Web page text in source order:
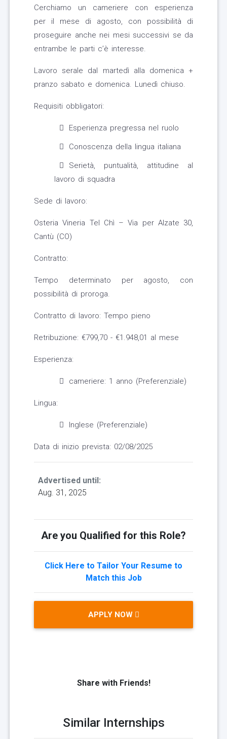
Cerchiamo un cameriere con esperienza
per il mese di agosto, con possibilità di
proseguire anche nei mesi successivi se da
entrambe le parti c’è interesse.
Lavoro serale dal martedì alla domenica +
pranzo sabato e domenica. Lunedì chiuso.
Requisiti obbligatori:
Esperienza pregressa nel ruolo
Conoscenza della lingua italiana
Serietà, puntualità, attitudine al
lavoro di squadra
Sede di lavoro:
Osteria Vineria Tel Chì – Via per Alzate 30,
Cantù (CO)
Contratto:
Tempo determinato per agosto, con
possibilità di proroga.
Contratto di lavoro: Tempo pieno
Retribuzione: €799,70 - €1.948,01 al mese
Esperienza:
cameriere: 1 anno (Preferenziale)
Lingua:
Inglese (Preferenziale)
Data di inizio prevista: 02/08/2025
Advertised until:
Aug. 31, 2025
Are you Qualified for this Role?
Click Here to Tailor Your Resume to
Match this Job
APPLY NOW
Share with Friends!
Similar Internships